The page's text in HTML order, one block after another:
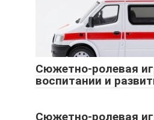
Сюжетно-ролевая
воспитании и
Сюжетно-ролевая